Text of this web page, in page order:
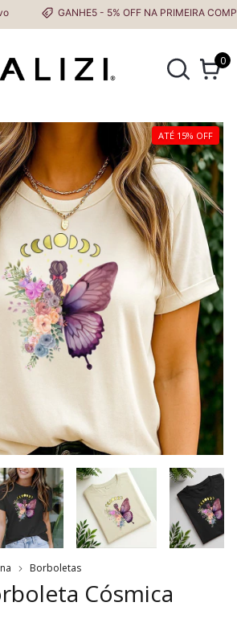
GANHE5 - 5% OFF NA PRIMEIRA COMPRA
0
ATÉ 15% OFF
Borboletas
Cósmica